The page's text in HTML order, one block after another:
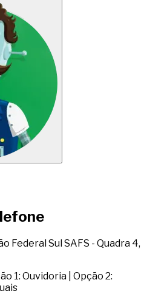
Federal Sul SAFS - Quadra 4,
1: Ouvidoria | Opção 2: